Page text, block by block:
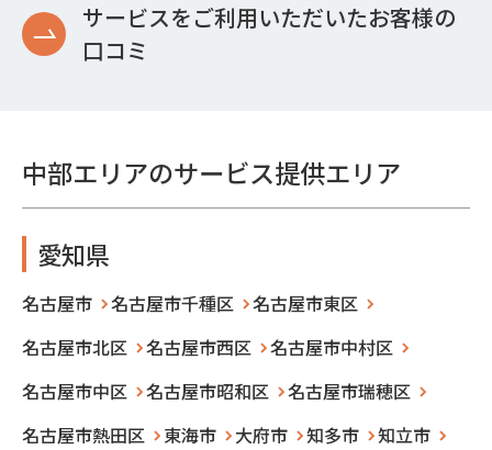
サービスをご利用いただいたお客様の
口コミ
中部エリアのサービス提供エリア
愛知県
名古屋市 名古屋市千種区
名古屋市東区
名古屋市北区
名古屋市西区
名古屋市中村区
名古屋市中区
名古屋市昭和区
名古屋市瑞穂区
名古屋市熱田区
東海市 大府市 知多市
知立市